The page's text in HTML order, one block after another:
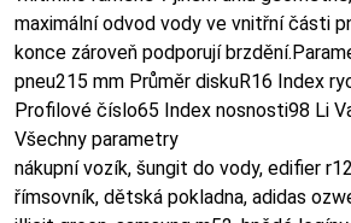
maximální odvod vody ve vnitřní části
konce zároveň podporují
pneu215 mm Průměr diskuR16 Index
Profilové číslo65 Index nosnosti98 Li
Všechny parametry
nákupní vozík, šungit do vody, edifier
římsovník, dětská pokladna, adidas